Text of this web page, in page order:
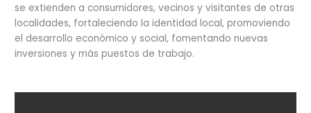
se extienden a consumidores, vecinos y visitantes de otras
localidades, fortaleciendo la identidad local, promoviendo
el desarrollo económico y social, fomentando nuevas
inversiones y más puestos de trabajo.